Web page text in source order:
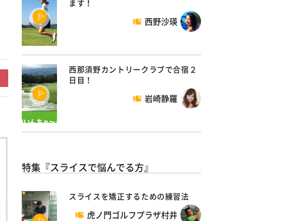
ます！
西野沙瑛
西那須野カントリークラブで合宿２
日目！
岩崎静羅
特集『スライスで悩んでる方』
スライスを矯正するための練習法
虎ノ門ゴルフプラザ村井